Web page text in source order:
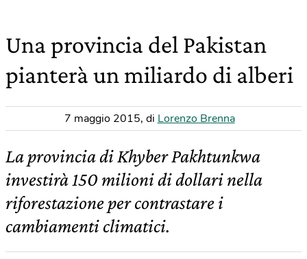
Una provincia del Pakistan
pianterà un miliardo di alberi
7 maggio 2015, di Lorenzo Brenna
La provincia di Khyber Pakhtunkwa
investirà 150 milioni di dollari nella
riforestazione per contrastare i
cambiamenti climatici.